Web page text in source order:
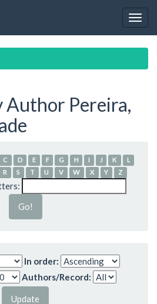
Author Pereira,
C D E F G H I J K
L
R S T U V W X Y Z
In order:
Authors/Record: